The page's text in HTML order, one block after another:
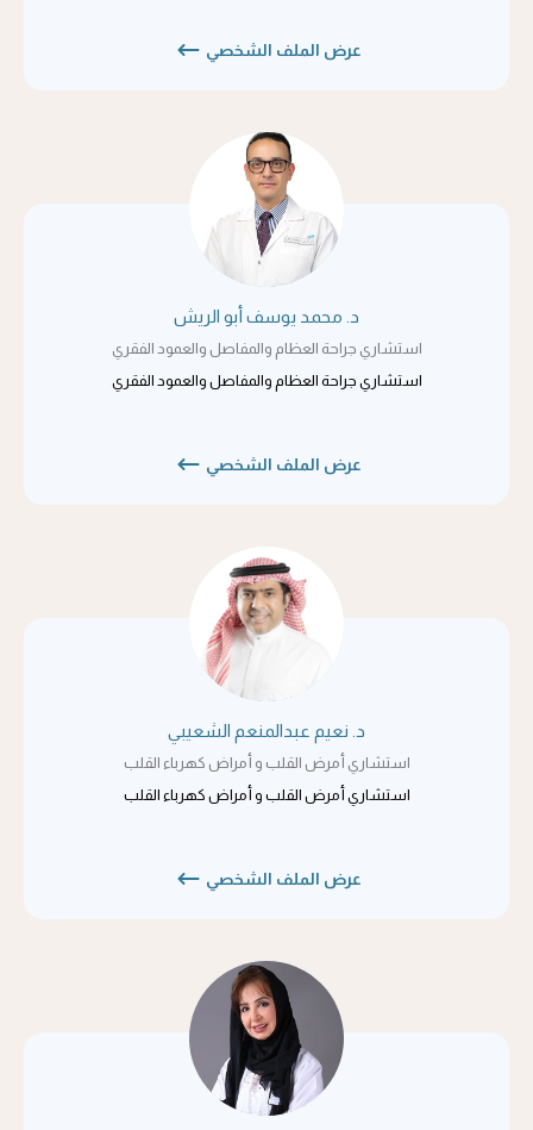
عرض الملف الشخصي
د. محمد يوسف أبو الريش
استشاري جراحة العظام والمفاصل والعمود الفقري
استشاري جراحة العظام والمفاصل والعمود الفقري
عرض الملف الشخصي
د. نعيم عبدالمنعم الشعيبي
استشاري أمرض القلب و أمراض كهرباء القلب
استشاري أمرض القلب و أمراض كهرباء القلب
عرض الملف الشخصي